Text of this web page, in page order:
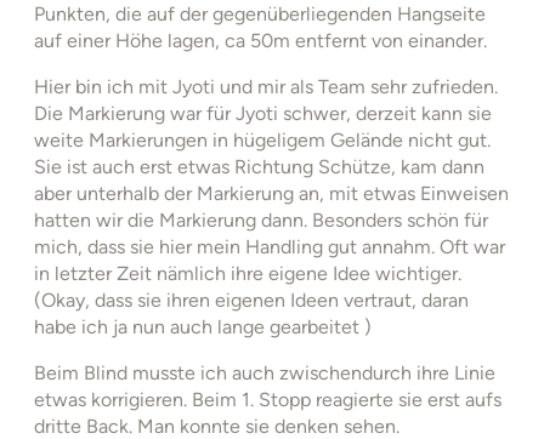
Punkten, die auf der gegenüberliegenden Hangseite
auf einer Höhe lagen, ca 50m entfernt von einander.
Hier bin ich mit Jyoti und mir als Team sehr zufrieden.
Die Markierung war für Jyoti schwer, derzeit kann sie
weite Markierungen in hügeligem Gelände nicht gut.
Sie ist auch erst etwas Richtung Schütze, kam dann
aber unterhalb der Markierung an, mit etwas Einweisen
hatten wir die Markierung dann. Besonders schön für
mich, dass sie hier mein Handling gut annahm. Oft war
in letzter Zeit nämlich ihre eigene Idee wichtiger.
(Okay, dass sie ihren eigenen Ideen vertraut, daran
habe ich ja nun auch lange gearbeitet )
Beim Blind musste ich auch zwischendurch ihre Linie
etwas korrigieren. Beim 1. Stopp reagierte sie erst aufs
dritte Back. Man konnte sie denken sehen.